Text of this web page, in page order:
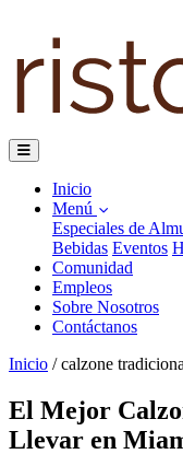
Inicio
Menú
Especiales de
Bebidas Eventos
Comunidad
Empleos
Sobre Nosotros
Contáctanos
Inicio / calzone
El Mejor
Llevar en